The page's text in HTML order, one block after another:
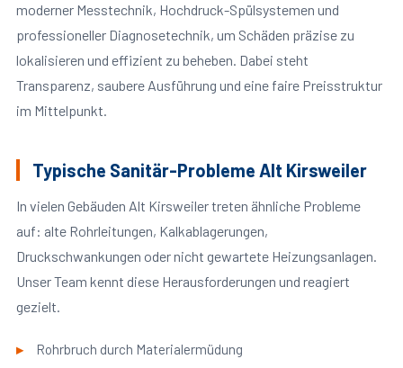
moderner Messtechnik, Hochdruck-Spülsystemen und
professioneller Diagnosetechnik, um Schäden präzise zu
lokalisieren und effizient zu beheben. Dabei steht
Transparenz, saubere Ausführung und eine faire Preisstruktur
im Mittelpunkt.
Typische Sanitär-Probleme Alt Kirsweiler
In vielen Gebäuden Alt Kirsweiler treten ähnliche Probleme
auf: alte Rohrleitungen, Kalkablagerungen,
Druckschwankungen oder nicht gewartete Heizungsanlagen.
Unser Team kennt diese Herausforderungen und reagiert
gezielt.
Rohrbruch durch Materialermüdung